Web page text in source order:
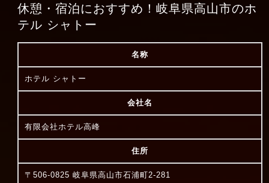
休憩・宿泊におすすめ！岐阜県高山市のホ
テル シャトー
名称
ホテル シャトー
会社名
有限会社ホテル高峰
住所
〒506-0825 岐阜県高山市石浦町2-281